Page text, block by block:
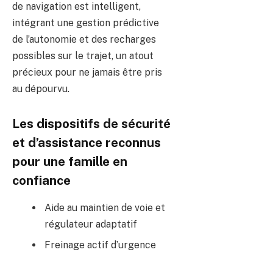
de navigation est intelligent,
intégrant une gestion prédictive
de l’autonomie et des recharges
possibles sur le trajet, un atout
précieux pour ne jamais être pris
au dépourvu.
Les dispositifs de sécurité
et d’assistance reconnus
pour une famille en
confiance
Aide au maintien de voie et
régulateur adaptatif
Freinage actif d’urgence